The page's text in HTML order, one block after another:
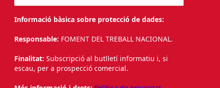
Informació bàsica sobre protecció de dades:
Responsable: FOMENT DEL TREBALL NACIONAL.
Finalitat: Subscripció al butlletí informatiu i, si
escau, per a prospecció comercial.